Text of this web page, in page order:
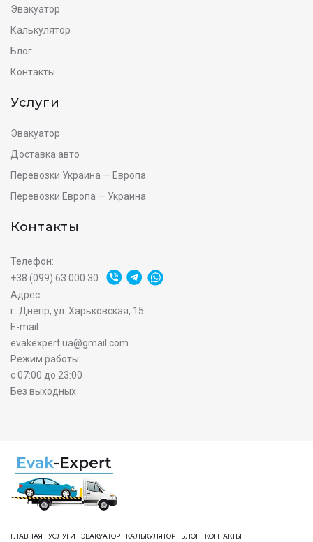
Эвакуатор
Калькулятор
Блог
Контакты
Услуги
Эвакуатор
Доставка авто
Перевозки Украина — Европа
Перевозки Европа — Украина
Контакты
Телефон:
+38 (099) 63 000 30
Адрес:
г. Днепр, ул. Харьковская, 15
E-mail:
evakexpert.ua@gmail.com
Режим работы:
с 07:00 до 23:00
Без выходных
ГЛАВНАЯ УСЛУГИ ЭВАКУАТОР КАЛЬКУЛЯТОР БЛОГ КОНТАКТЫ